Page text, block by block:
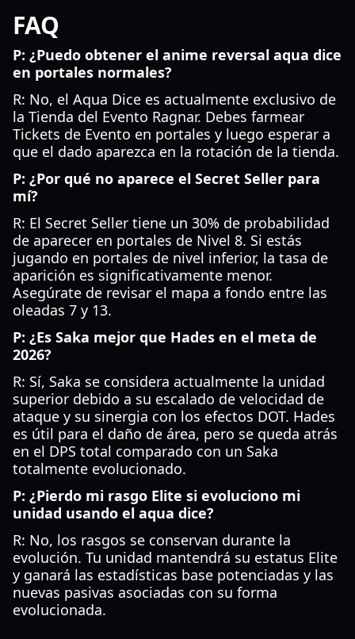
FAQ
P: ¿Puedo obtener el anime reversal aqua dice
en portales normales?
R: No, el Aqua Dice es actualmente exclusivo de
la Tienda del Evento Ragnar. Debes farmear
Tickets de Evento en portales y luego esperar a
que el dado aparezca en la rotación de la tienda.
P: ¿Por qué no aparece el Secret Seller para
mí?
R: El Secret Seller tiene un 30% de probabilidad
de aparecer en portales de Nivel 8. Si estás
jugando en portales de nivel inferior, la tasa de
aparición es significativamente menor.
Asegúrate de revisar el mapa a fondo entre las
oleadas 7 y 13.
P: ¿Es Saka mejor que Hades en el meta de
2026?
R: Sí, Saka se considera actualmente la unidad
superior debido a su escalado de velocidad de
ataque y su sinergia con los efectos DOT. Hades
es útil para el daño de área, pero se queda atrás
en el DPS total comparado con un Saka
totalmente evolucionado.
P: ¿Pierdo mi rasgo Elite si evoluciono mi
unidad usando el aqua dice?
R: No, los rasgos se conservan durante la
evolución. Tu unidad mantendrá su estatus Elite
y ganará las estadísticas base potenciadas y las
nuevas pasivas asociadas con su forma
evolucionada.